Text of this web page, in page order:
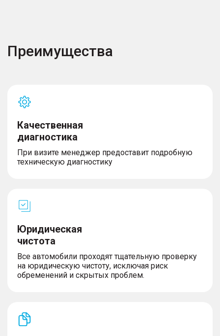
Преимущества
Качественная
диагностика
При визите менеджер предоставит подробную
техническую диагностику
Юридическая
чистота
Все автомобили проходят тщательную проверку
на юридическую чистоту, исключая риск
обременений и скрытых проблем.